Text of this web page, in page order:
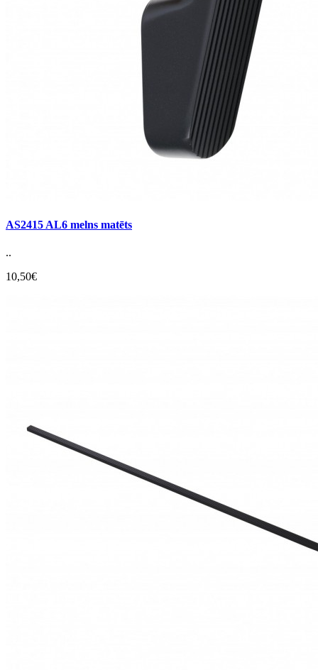
AS2415 AL6 melns matēts
..
10,50€